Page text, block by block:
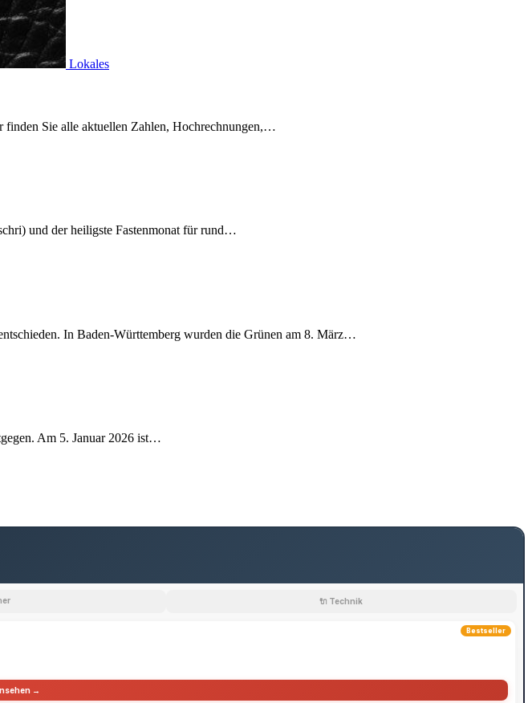
Lokales
finden Sie alle aktuellen Zahlen, Hochrechnungen,…
und der heiligste Fastenmonat für rund…
In Baden-Württemberg wurden die Grünen am 8. März…
Am 5. Januar 2026 ist…
🔌 Technik
Bestseller
→